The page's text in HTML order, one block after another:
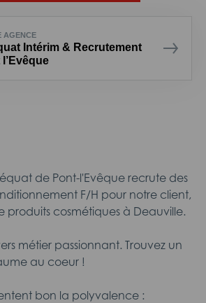
AGENCE
Intérim & Recrutement
l’Evêque
de Pont-l'Evêque recrute des
F/H pour notre client,
produits cosmétiques à Deauville.
métier passionnant. Trouvez un
au coeur !
bon la polyvalence :